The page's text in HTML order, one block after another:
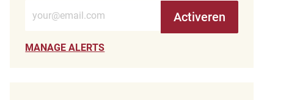
Activeren
MANAGE ALERTS